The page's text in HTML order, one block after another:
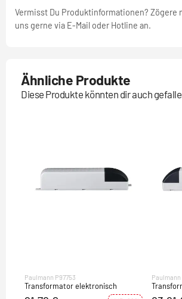
Vermisst Du Produktinformationen? Zögere
uns gerne via E-Mail oder Hotline an.
Ähnliche Produkte
Diese Produkte könnten dir auch
Paulmann P97753
Transformator elektronisch
Paulmann